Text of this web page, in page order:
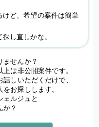
けど、希望の案件は簡単
し直しかな。
ませんか？
は非公開案件です。
話しいただくだけで、
お探しします。
ェルジュと
か？